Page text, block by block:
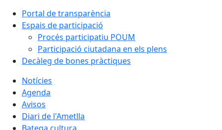
Portal de transparència
Espais de participació
Procés participatiu POUM
Participació ciutadana en els plens
Decàleg de bones pràctiques
Notícies
Agenda
Avisos
Diari de l'Ametlla